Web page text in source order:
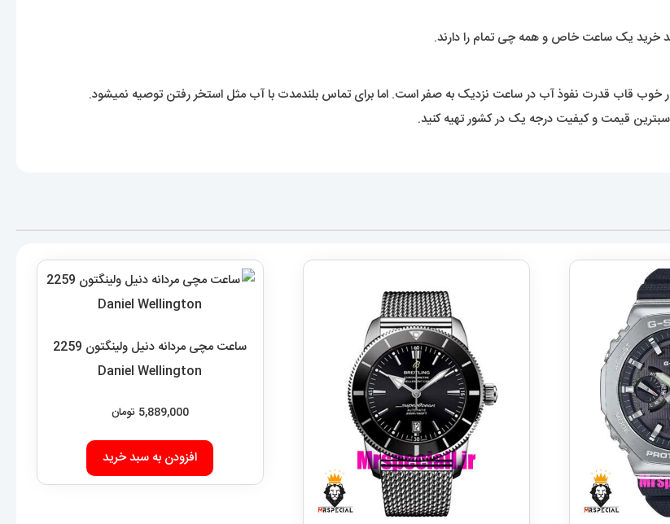
خرید یک ساعت خاص و همه چی تمام را دارند.
قاب قدرت نفوذ آب در ساعت نزدیک به صفر است. اما برای تماس بلندمدت با آب مثل استخر رفتن توصیه نمیشود.
قیمت و کیفیت درجه یک در کشور تهیه کنید.
ساعت مچی مردانه دنیل ولینگتون 2259
Daniel Wellington
5,889,000 تومان
افزودن به سبد خرید